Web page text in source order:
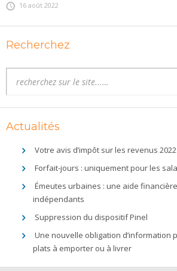
16 août 2022
Recherchez
Actualités
Votre avis d’impôt sur les revenus
Forfait-jours : uniquement pour les
Émeutes urbaines : une aide
indépendants
Suppression du dispositif Pinel
Une nouvelle obligation d’information
plats à emporter ou à livrer